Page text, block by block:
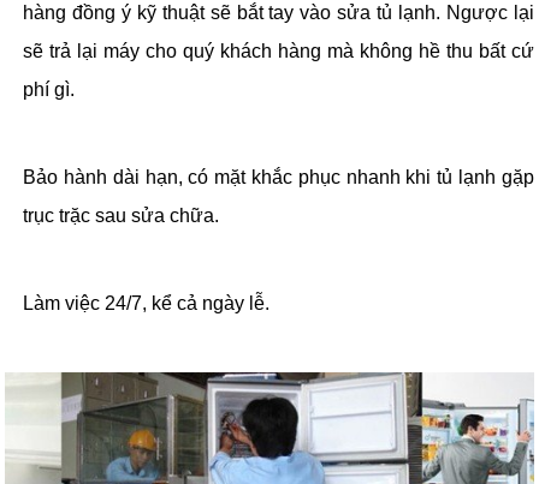
hàng đồng ý kỹ thuật sẽ bắt tay vào sửa tủ lạnh. Ngược lại
sẽ trả lại máy cho quý khách hàng mà không hề thu bất cứ
phí gì.
Bảo hành dài hạn, có mặt khắc phục nhanh khi tủ lạnh gặp
trục trặc sau sửa chữa.
Làm việc 24/7, kể cả ngày lễ.